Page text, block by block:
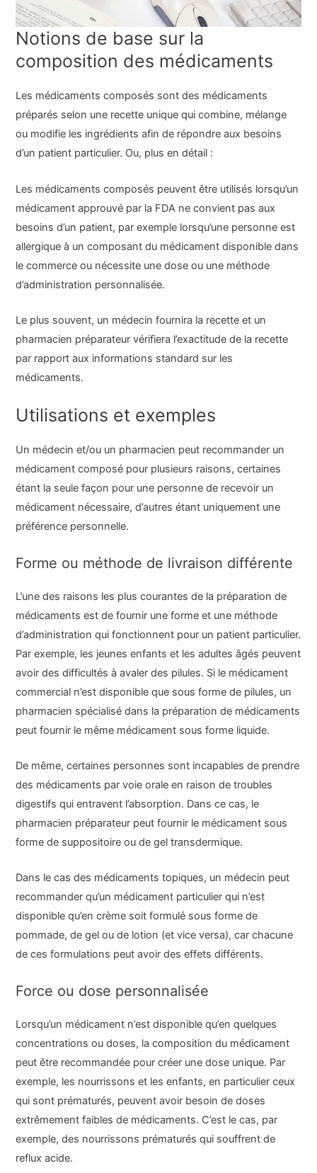
Notions de base sur la
composition des médicaments
Les médicaments composés sont des médicaments
préparés selon une recette unique qui combine, mélange
ou modifie les ingrédients afin de répondre aux besoins
d’un patient particulier. Ou, plus en détail :
Les médicaments composés peuvent être utilisés lorsqu’un
médicament approuvé par la FDA ne convient pas aux
besoins d’un patient, par exemple lorsqu’une personne est
allergique à un composant du médicament disponible dans
le commerce ou nécessite une dose ou une méthode
d’administration personnalisée.
Le plus souvent, un médecin fournira la recette et un
pharmacien préparateur vérifiera l’exactitude de la recette
par rapport aux informations standard sur les
médicaments.
Utilisations et exemples
Un médecin et/ou un pharmacien peut recommander un
médicament composé pour plusieurs raisons, certaines
étant la seule façon pour une personne de recevoir un
médicament nécessaire, d’autres étant uniquement une
préférence personnelle.
Forme ou méthode de livraison différente
L’une des raisons les plus courantes de la préparation de
médicaments est de fournir une forme et une méthode
d’administration qui fonctionnent pour un patient particulier.
Par exemple, les jeunes enfants et les adultes âgés peuvent
avoir des difficultés à avaler des pilules. Si le médicament
commercial n’est disponible que sous forme de pilules, un
pharmacien spécialisé dans la préparation de médicaments
peut fournir le même médicament sous forme liquide.
De même, certaines personnes sont incapables de prendre
des médicaments par voie orale en raison de troubles
digestifs qui entravent l’absorption. Dans ce cas, le
pharmacien préparateur peut fournir le médicament sous
forme de suppositoire ou de gel transdermique.
Dans le cas des médicaments topiques, un médecin peut
recommander qu’un médicament particulier qui n’est
disponible qu’en crème soit formulé sous forme de
pommade, de gel ou de lotion (et vice versa), car chacune
de ces formulations peut avoir des effets différents.
Force ou dose personnalisée
Lorsqu’un médicament n’est disponible qu’en quelques
concentrations ou doses, la composition du médicament
peut être recommandée pour créer une dose unique. Par
exemple, les nourrissons et les enfants, en particulier ceux
qui sont prématurés, peuvent avoir besoin de doses
extrêmement faibles de médicaments. C’est le cas, par
exemple, des nourrissons prématurés qui souffrent de
reflux acide.